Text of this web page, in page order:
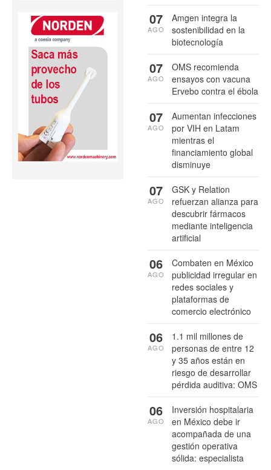
Amgen integra la
sostenibilidad en la
biotecnología
07
AGO
OMS recomienda
ensayos con vacuna
Ervebo contra el ébola
07
AGO
Aumentan infecciones
por VIH en Latam
mientras el
financiamiento global
disminuye
07
AGO
GSK y Relation
refuerzan alianza para
descubrir fármacos
mediante inteligencia
artificial
07
AGO
Combaten en México
publicidad irregular en
redes sociales y
plataformas de
comercio electrónico
06
AGO
1.1 mil millones de
personas de entre 12
y 35 años están en
riesgo de desarrollar
pérdida auditiva: OMS
06
AGO
Inversión hospitalaria
en México debe ir
acompañada de una
gestión operativa
sólida: especialista
06
AGO